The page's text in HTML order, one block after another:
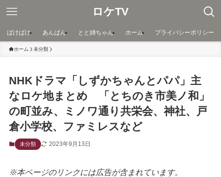
ロケTV
ばけばけ あんぱん とと姉ちゃん ホーム プライバシーポリシー
ホーム 未分類
NHKドラマ「しずかちゃんとパパ」主
なロケ地まとめ 「とちのき市美ノ和」
の町並み、ミノワ通り共栄会、神社、戸
倉小学校、ファミレスなど
未分類 2023年9月13日
※本ページのリンクには広告が含まれています。